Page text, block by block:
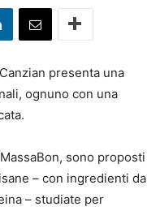
presenta una
ognuno con una
sono proposti
– con ingredienti da
– studiate per